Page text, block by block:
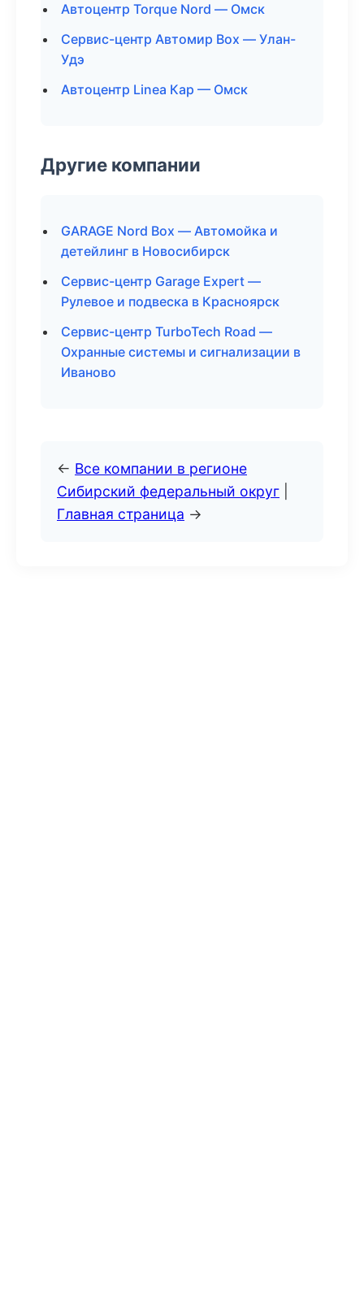
Автоцентр Torque Nord — Омск
Сервис-центр Автомир Box — Улан-
Удэ
Автоцентр Linea Кар — Омск
Другие компании
GARAGE Nord Box — Автомойка и
детейлинг в Новосибирск
Сервис-центр Garage Expert —
Рулевое и подвеска в Красноярск
Сервис-центр TurboTech Road —
Охранные системы и сигнализации в
Иваново
← Все компании в регионе
Сибирский федеральный округ
Главная страница →